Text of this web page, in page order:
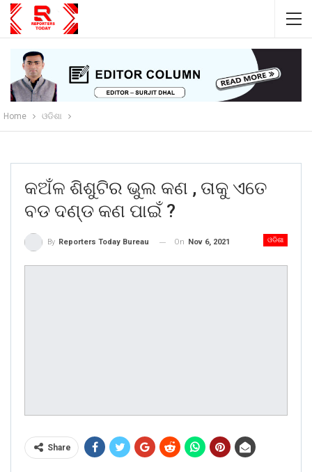
Home ଓଡିଶା
କଅଁଳ ଶିଶୁଟିର ଭୁଲ କଣ , ତାକୁ ଏତେ
ବଡ ଦଣ୍ଡ କଣ ପାଇଁ ?
ଓଡିଶା
By Reporters Today Bureau On Nov 6, 2021
Share